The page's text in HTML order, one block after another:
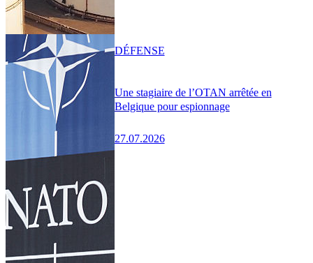
Une stagiaire de l’OTAN arrêtée en
Belgique pour espionnage
27.07.2026
DÉFENSE